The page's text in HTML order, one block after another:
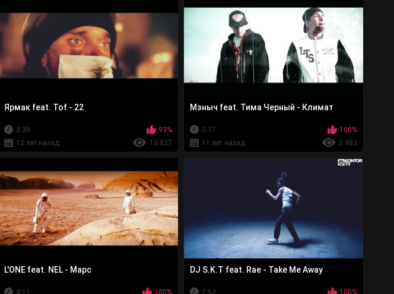
Ярмак feat. Tof - 22
3:30
93%
12 лет назад
10 827
Мэныч feat. Тима Черный - Климат
3:17
100%
11 лет назад
2 983
L'ONE feat. NEL - Марс
4:11 100%
DJ S.K.T feat. Rae - Take Me Away
2:53 100%